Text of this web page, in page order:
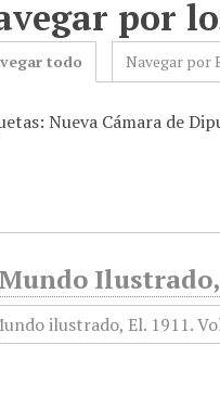
por
todo Navegar por
Nueva Cámara de